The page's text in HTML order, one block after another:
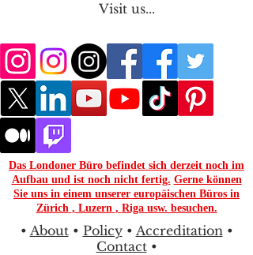
Visit us...
Das Londoner Büro befindet sich derzeit noch im
Aufbau und ist noch nicht fertig. Gerne können
Sie uns in einem unserer europäischen Büros in
Zürich , Luzern , Riga usw. besuchen.
• About• Policy• Accreditation•
Contact•